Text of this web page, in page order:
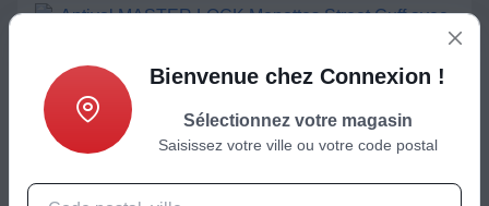
Mobilité électrique
Antivol MASTER LOCK Menottes Street Cuff avec cable à
boucle
Bienvenue chez Connexion !
Sélectionnez votre magasin
Saisissez votre ville ou votre code postal